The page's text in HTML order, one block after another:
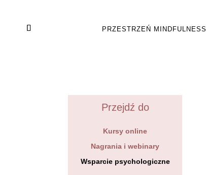
PRZESTRZEŃ MINDFULNESS
Przejdź do
Kursy online
Nagrania i webinary
Wsparcie psychologiczne